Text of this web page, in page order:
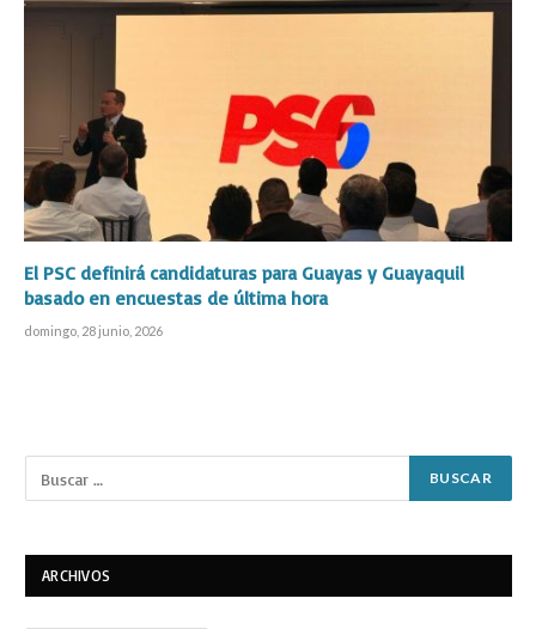
El PSC definirá candidaturas para Guayas y Guayaquil
basado en encuestas de última hora
domingo, 28 junio, 2026
ARCHIVOS